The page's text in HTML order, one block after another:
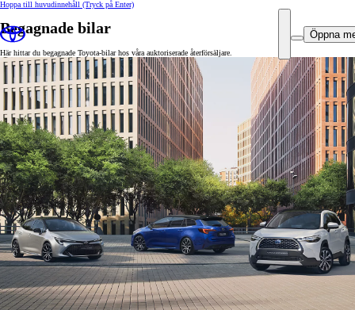
Hoppa till huvudinnehåll (Tryck på Enter)
Öppna
Begagnade bilar
Här hittar du begagnade Toyota-bilar hos våra auktoriserade återförsäljare.